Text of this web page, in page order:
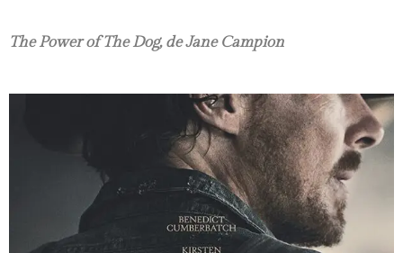
The Power of The Dog, de Jane Campion